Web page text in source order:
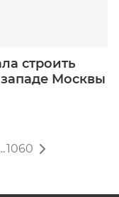
строить
Москвы
...1060